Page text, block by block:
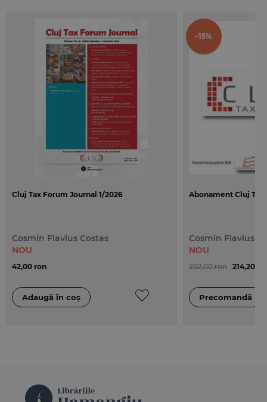
„Organizare Judiciara” (material realizat de
Asociatia „Forumul Judecatorilor din Romania” –
www.forumuljudecatorilor.ro).
Pe langa Cuprins, revista
Buletinul Curtilor de
pune la dispozitia cititorilor urmatoarele
instrumente de cautare:
Index alfabetic– cu trimitere la numerele
marginale ale deciziilor;
numarul de pagina.
Cluj Tax Forum Journal 1/2026
Cosmin Flavius Costas
42,00 ron
NOU
-15%
Abonament Cluj Tax
Cosmin Flavius
252,00 ron 214,20
NOU